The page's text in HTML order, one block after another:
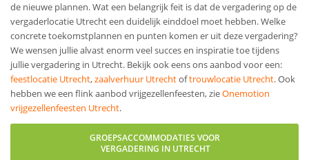
de nieuwe plannen. Wat een belangrijk feit is dat de vergadering op de
vergaderlocatie Utrecht een duidelijk einddoel moet hebben. Welke
concrete toekomstplannen en punten komen er uit deze vergadering?
We wensen jullie alvast enorm veel succes en inspiratie toe tijdens
jullie vergadering in Utrecht. Bekijk ook eens ons aanbod voor een:
feestlocatie Utrecht,zaalverhuur Utrechtoftrouwlocatie Utrecht. Ook
hebben we een flink aanbod vrijgezellenfeesten, zieOnemotion
vrijgezellenfeesten Utrecht.
GROEPSACCOMMODATIES VOOR
VERGADERING IN UTRECHT